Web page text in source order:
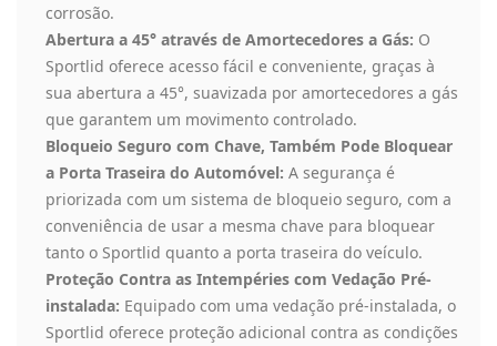
corrosão.
Abertura a 45° através de Amortecedores a Gás: O
Sportlid oferece acesso fácil e conveniente, graças à
sua abertura a 45°, suavizada por amortecedores a gás
que garantem um movimento controlado.
Bloqueio Seguro com Chave, Também Pode Bloquear
a Porta Traseira do Automóvel: A segurança é
priorizada com um sistema de bloqueio seguro, com a
conveniência de usar a mesma chave para bloquear
tanto o Sportlid quanto a porta traseira do veículo.
Proteção Contra as Intempéries com Vedação Pré-
instalada: Equipado com uma vedação pré-instalada, o
Sportlid oferece proteção adicional contra as condições